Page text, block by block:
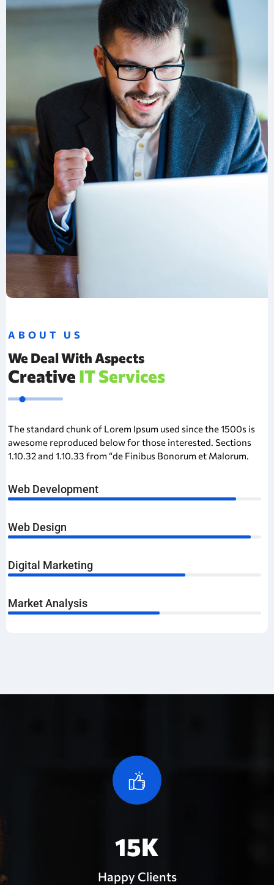
ABOUT US
We Deal With Aspects
Creative IT Services
The standard chunk of Lorem Ipsum used since the 1500s is
awesome reproduced below for those interested. Sections
1.10.32 and 1.10.33 from “de Finibus Bonorum et Malorum.
Web Development
Web Design
Digital Marketing
Market Analysis
15K
Happy Clients